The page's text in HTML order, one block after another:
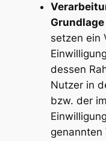
setzen ein
dessen
Nutzer in
bzw. der
genannten